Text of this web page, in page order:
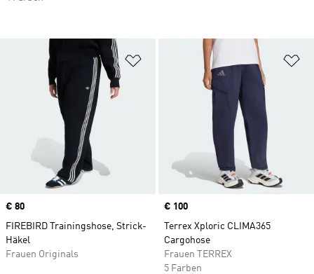
Zur Wunschliste hinzufügen
Price
€ 80
FIREBIRD Trainingshose, Strick-
Häkel
Frauen Originals
Price
€ 100
Terrex Xploric CLIMA365
Cargohose
Frauen TERREX
5 Farben